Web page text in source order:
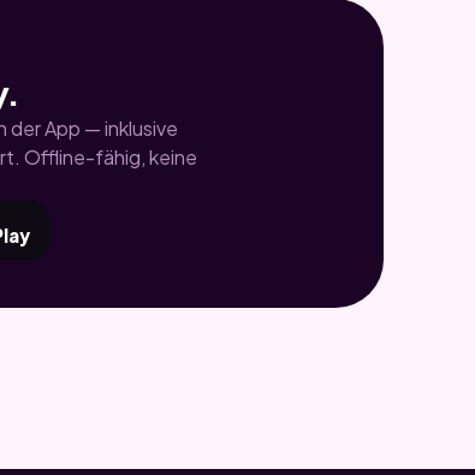
der App — inklusive
Offline-fähig, keine